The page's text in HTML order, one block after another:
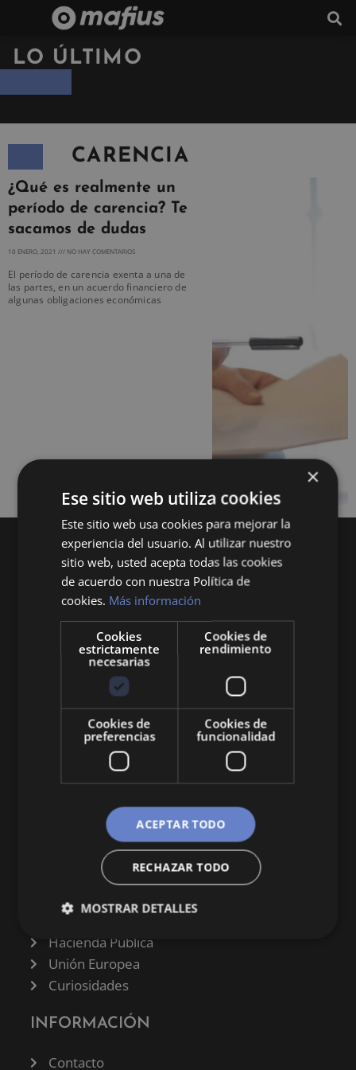
LO ÚLTIMO
CARENCIA
¿Qué es realmente un
período de carencia? Te
sacamos de dudas
10 ENERO, 2021 NO HAY COMENTARIOS
El período de carencia exenta a una de
las partes, en un acuerdo financiero de
algunas obligaciones económicas
Queremos mantenerte al día en temas de
economía, finanzas, negocios, derecho, historia
y curiosidades sobre todo lo relacionado con la
economía y empresa.
CATEGORÍAS
Negocios
Derecho
Historia
Hacienda Pública
Unión Europea
Curiosidades
INFORMACIÓN
Contacto
×
Ese sitio web utiliza cookies
Este sitio web usa cookies para mejorar la
experiencia del usuario. Al utilizar nuestro
sitio web, usted acepta todas las cookies
de acuerdo con nuestra Política de
cookies. Más información
Cookies
estrictamente
necesarias
Cookies de
rendimiento
Cookies de
preferencias
Cookies de
funcionalidad
ACEPTAR TODO
RECHAZAR TODO
MOSTRAR DETALLES